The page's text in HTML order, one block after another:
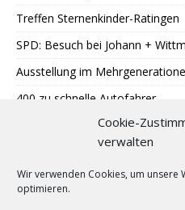
Cookie-
verwalten
Wir verwenden Cookies, um unsere
optimieren.
Treffen Sternenkinder-Ratingen
SPD: Besuch bei Johann +
Ausstellung im
400 zu schnelle Autofahrer
DRK: Blutspende in Ratingen
Sommer auf Eis legen
Industriegeschichte hautnah